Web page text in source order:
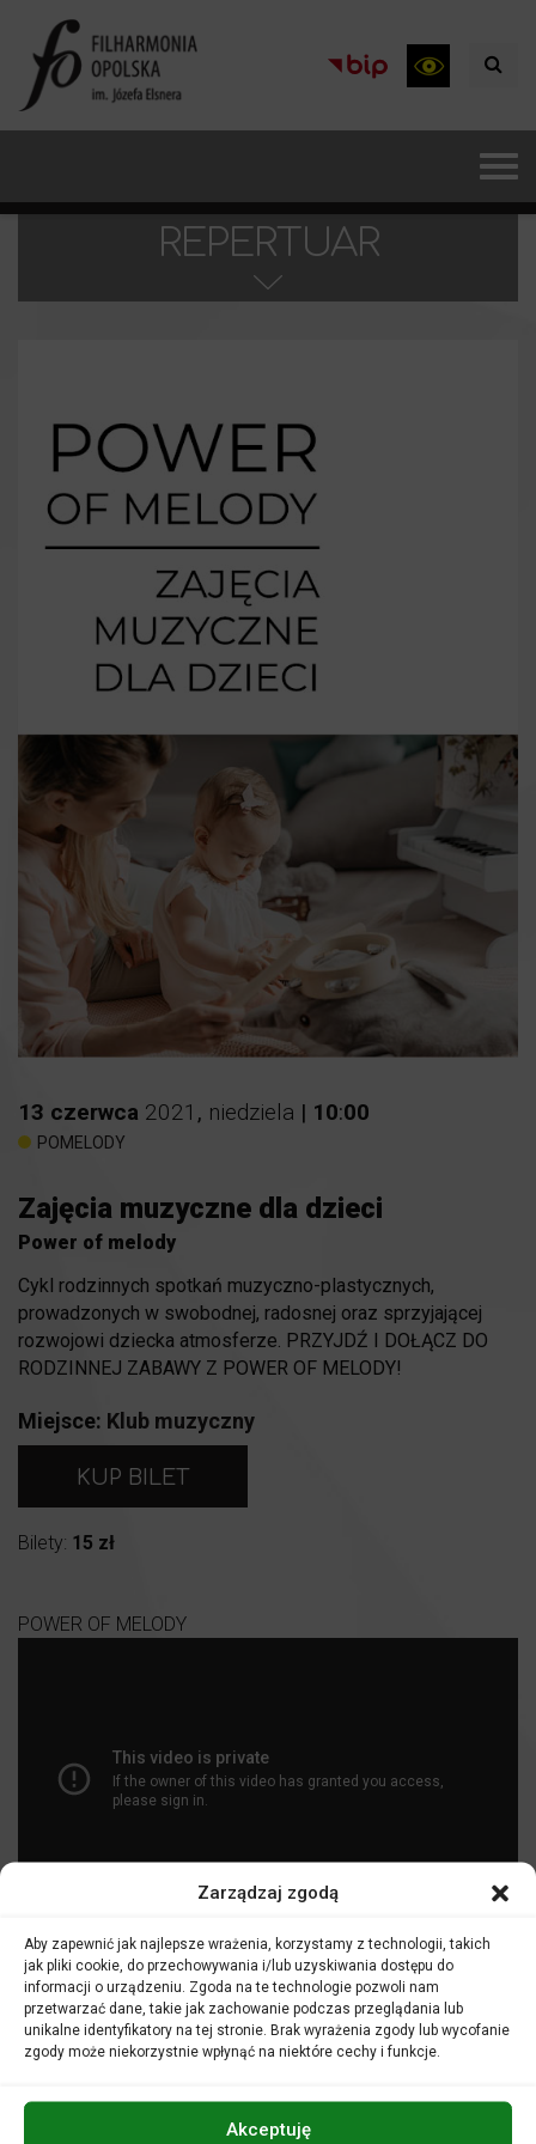
Zarządzaj zgodą
Aby zapewnić jak najlepsze wrażenia, korzystamy z technologii, takich
jak pliki cookie, do przechowywania i/lub uzyskiwania dostępu do
informacji o urządzeniu. Zgoda na te technologie pozwoli nam
przetwarzać dane, takie jak zachowanie podczas przeglądania lub
unikalne identyfikatory na tej stronie. Brak wyrażenia zgody lub wycofanie
zgody może niekorzystnie wpłynąć na niektóre cechy i funkcje.
Akceptuję
REPERTUAR
13 czerwca 2021 , niedziela | 10:00
POMELODY
Zajęcia muzyczne dla dzieci
Power of melody
Cykl rodzinnych spotkań muzyczno-plastycznych,
prowadzonych w swobodnej, radosnej oraz sprzyjającej
rozwojowi dziecka atmosferze. PRZYJDŹ I DOŁĄCZ DO
RODZINNEJ ZABAWY Z POWER OF MELODY!
Miejsce: Klub muzyczny
KUP BILET
Bilety: 15 zł
POWER OF MELODY
ZAŁOŻENIA
Program zajęć opiera się na założeniu, iż wszystkie dzieci
są uzdolnione muzycznie. Poprzez realne doświadczenia
muzykowania, a nie tylko wiedzę o muzyce, program
wprowadza dzieci w świat tworzenia muzyki, a nie tylko
programu jest fakt, iż małe dzieci uczą się najskuteczniej,
naśladując swoje najpotężniejsze autorytety, jakimi są